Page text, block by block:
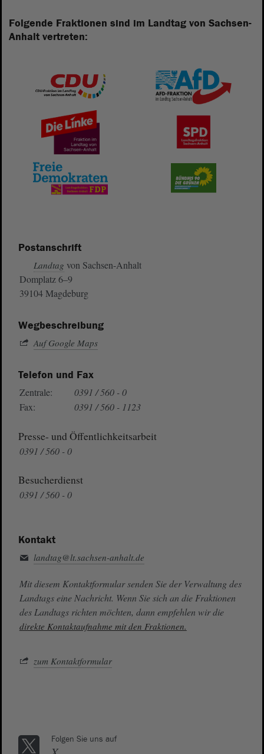
Folgende Fraktionen sind im Landtag von Sachsen-
Anhalt vertreten:
Postanschrift
Landtag von Sachsen-Anhalt
Domplatz 6–9
39104 Magdeburg
Wegbeschreibung
Auf Google Maps
Telefon und Fax
Zentrale:
0391 / 560 - 0
Fax:
0391 / 560 - 1123
Presse- und Öffentlichkeitsarbeit
0391 / 560 - 0
Besucherdienst
0391 / 560 - 0
Kontakt
landtag@lt.sachsen-anhalt.de
Mit diesem Kontaktformular senden Sie der Verwaltung des
Landtags eine Nachricht. Wenn Sie sich an die Fraktionen
des Landtags richten möchten, dann empfehlen wir die
direkte Kontaktaufnahme mit den Fraktionen.
zum Kontaktformular
Folgen Sie uns auf